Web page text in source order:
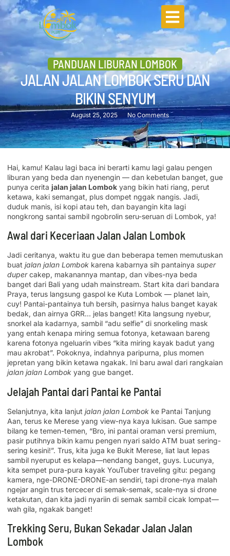
PANDUAN LIBURAN LOMBOK
JALAN JALAN LOMBOK SERU DAN
BIKIN SENYUM
August 25, 2025 No Comments
Hai, kamu! Kalau lagi baca ini berarti kamu lagi galau pengen
liburan yang beda dan nyenengin — dan kebetulan banget, gue
punya cerita jalan jalan Lombok yang bikin hati riang, perut
ketawa, kaki semangat, plus dompet nggak nangis. Jadi,
duduk manis, isi kopi atau teh, dan bayangin kita lagi
nongkrong santai sambil ngobrolin seru-seruan di Lombok, ya!
Awal dari Keceriaan Jalan Jalan Lombok
Jadi ceritanya, waktu itu gue dan beberapa temen memutuskan
buat jalan jalan Lombok karena kabarnya sih pantainya super
dupercakep, makanannya mantap, dan vibes-nya beda
banget dari Bali yang udah mainstream. Start kita dari bandara
Praya, terus langsung gaspol ke Kuta Lombok — planet lain,
cuy! Pantai-pantainya tuh bersih, pasirnya halus banget kayak
bedak, dan airnya GRR… jelas banget! Kita langsung nyebur,
snorkel ala kadarnya, sambil “adu selfie” di snorkeling mask
yang entah kenapa miring semua fotonya, ketawaan bareng
karena fotonya ngeluarin vibes “kita miring kayak badut yang
mau akrobat”. Pokoknya, indahnya paripurna, plus momen
jepretan yang bikin ketawa ngakak. Ini baru awal dari rangkaian
jalan jalan Lombok yang gue banget.
Jelajah Pantai dari Pantai ke Pantai
Selanjutnya, kita lanjut jalan jalan Lombok ke Pantai Tanjung
Aan, terus ke Merese yang view-nya kaya lukisan. Gue sampe
bilang ke temen-temen, “Bro, ini pantai oraman versi premium,
pasir putihnya bikin kamu pengen nyari saldo ATM buat sering-
sering kesini!”. Trus, kita juga ke Bukit Merese, liat laut lepas
sambil nyeruput es kelapa—nendang banget, guys. Lucunya,
kita sempet pura-pura kayak YouTuber traveling gitu: pegang
kamera, nge-DRONE-DRONE-an sendiri, tapi drone-nya malah
ngejar angin trus tercecer di semak-semak, scale-nya si drone
ketakutan, dan kita jadi nyariin di semak sambil cicak lompat—
wah gila, ngakak banget!
Trekking Seru, Bukan Sekadar Jalan Jalan
Lombok